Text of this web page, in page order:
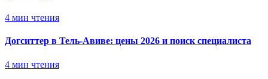
4 мин чтения
Догситтер в Тель-Авиве: цены 2026 и поиск специалиста
4 мин чтения